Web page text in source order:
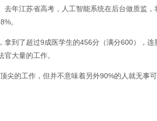
年江苏省高考，人工智能系统在后台做质监，
。
到了超过9成医学生的456分（满分600），连
大量的工作。
尖的工作，但并不意味着另外90%的人就无事